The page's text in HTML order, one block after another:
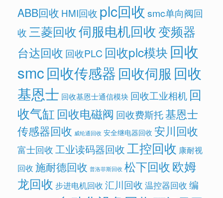
ABB回收 HMI回收 plc回收 smc单向阀回
收 三菱回收伺服电机回收变频器
台达回收 回收PLC 回收plc模块 回收
smc回收传感器回收伺服 回收
基恩士 回收基恩士通信模块 回收工业相机 回
收气缸 回收电磁阀 回收费斯托基恩士
传感器回收 威纶通回收 安全继电器回收 安川回收
富士回收 工业读码器回收工控回收 康耐视
回收 施耐德回收 普洛菲斯回收 松下回收欧姆
龙回收 步进电机回收 汇川回收 温控器回收 编